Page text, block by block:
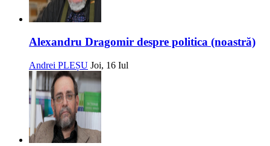
Alexandru Dragomir despre politica (noastră)
Andrei PLEȘU Joi, 16 Iul